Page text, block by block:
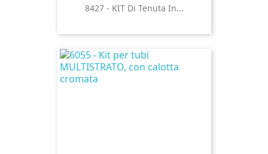
8427 - KIT Di Tenuta In...